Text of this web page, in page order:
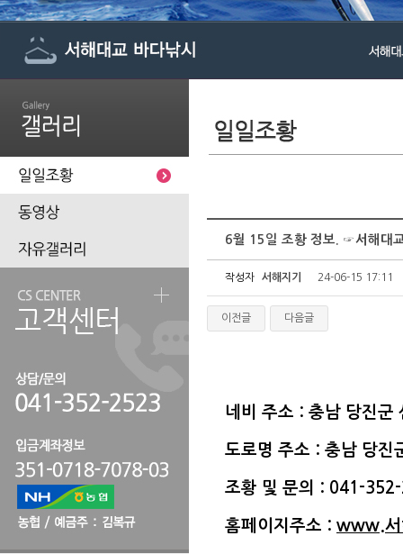
6월 15일 조황 정보. ☞서해대
작성자 서해지기 24-06-15 17:11
이전글 다음글
네비 주소 : 충남 당진군
도로명 주소 : 충남 당
조황 및 문의 : 041-
홈페이지주소 : www.서